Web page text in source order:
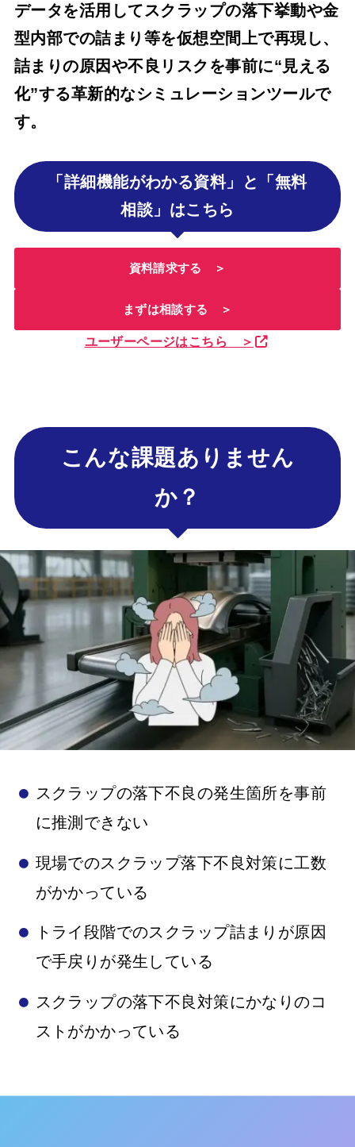
データを活用してスクラップの落下挙動や金
型内部での詰まり等を仮想空間上で再現し、
詰まりの原因や不良リスクを事前に“見える
化”する革新的なシミュレーションツールで
す。
「 詳細機能がわかる資料」と「無料
相談」はこちら
資料請求する ＞
まずは相談する ＞
ユーザーページはこちら ＞
こんな課題ありません
か？
スクラップの落下不良の発生箇所を事前
に推測できない
現場でのスクラップ落下不良対策に工数
がかかっている
トライ段階でのスクラップ詰まりが原因
で手戻りが発生している
スクラップの落下不良対策にかなりのコ
ストがかかっている